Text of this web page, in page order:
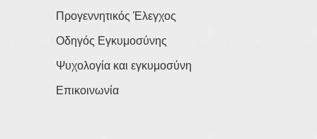
Προγεννητικός Έλεγχος
Οδηγός Εγκυμοσύνης
Ψυχολογία και εγκυμοσύνη
Επικοινωνία